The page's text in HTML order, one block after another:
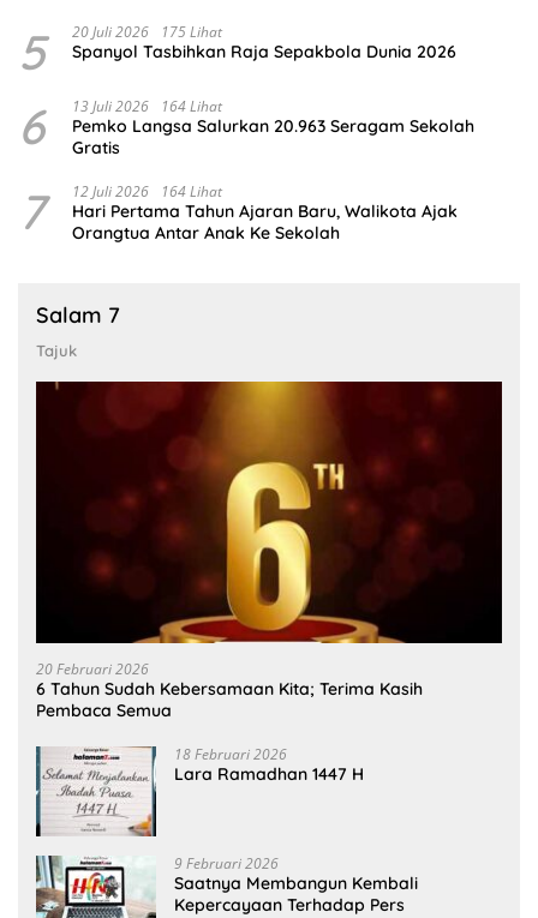
5 20 Juli 2026 175 Lihat
Spanyol Tasbihkan Raja Sepakbola Dunia 2026
6 13 Juli 2026 164 Lihat
Pemko Langsa Salurkan 20.963 Seragam Sekolah
Gratis
7 12 Juli 2026 164 Lihat
Hari Pertama Tahun Ajaran Baru, Walikota Ajak
Orangtua Antar Anak Ke Sekolah
Salam 7
Tajuk
20 Februari 2026
6 Tahun Sudah Kebersamaan Kita; Terima Kasih
Pembaca Semua
18 Februari 2026
Lara Ramadhan 1447 H
9 Februari 2026
Saatnya Membangun Kembali
Kepercayaan Terhadap Pers